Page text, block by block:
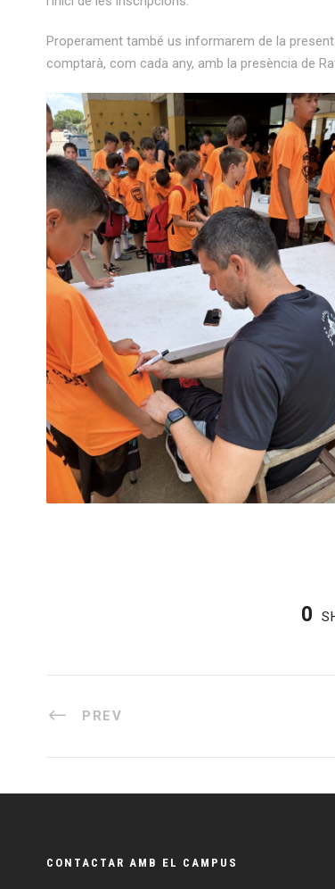
Properament també us informarem de la
comptarà, com cada any, amb la presència de
0
PREV
CONTACTAR AMB EL CAMPUS